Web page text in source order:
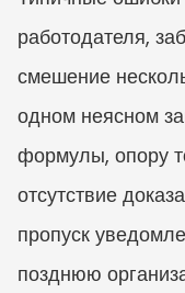
работодателя,
смешение
одном неясном
формулы, опору
отсутствие
пропуск
позднюю